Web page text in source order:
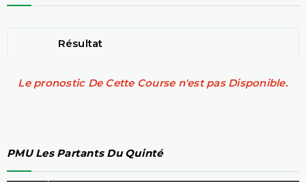
Résultat
Le pronostic De Cette Course n'est pas Disponible.
PMU Les Partants Du Quinté